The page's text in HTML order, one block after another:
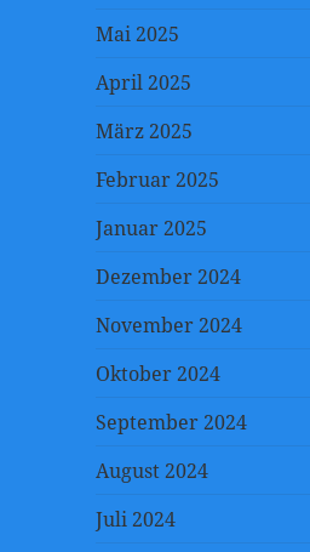
Mai 2025
April 2025
März 2025
Februar 2025
Januar 2025
Dezember 2024
November 2024
Oktober 2024
September 2024
August 2024
Juli 2024